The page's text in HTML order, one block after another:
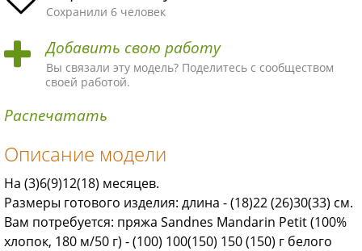
ая
ма
хая
ма
ная
ма
ая
ма
ая
ма!
Сохранили 6 человек
Добавить свою работу
Вы связали эту модель? Поделитесь с сообществом
своей работой.
Распечатать
Описание модели
На (3)6(9)12(18) месяцев.
Размеры готового изделия: длина - (18)22 (26)30(33) см.
Вам потребуется: пряжа Sandnes Mandarin Petit (100%
хлопок, 180 м/50 г) - (100) 100(150) 150 (150) г белого